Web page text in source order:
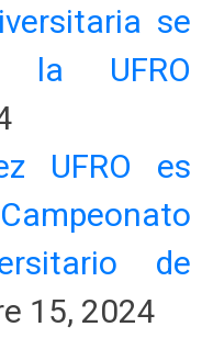
se
la UFRO
UFRO es
de
15, 2024